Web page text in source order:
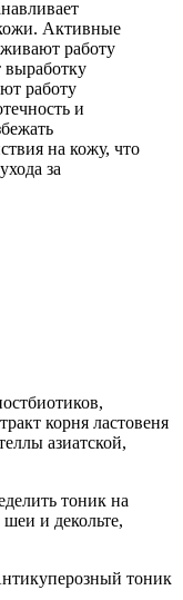
Активные
работу
работу
и
на кожу, что
за
корня ластовеня
азиатской,
тоник на
и декольте,
тоник